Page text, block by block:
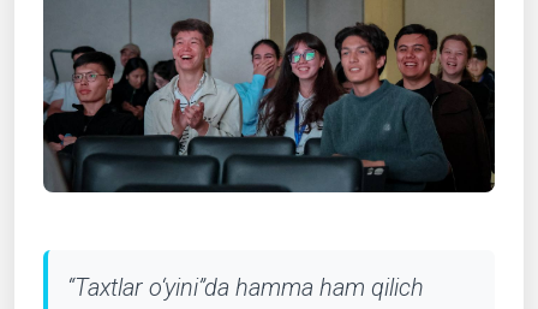
“Taxtlar o‘yini”da hamma ham qilich